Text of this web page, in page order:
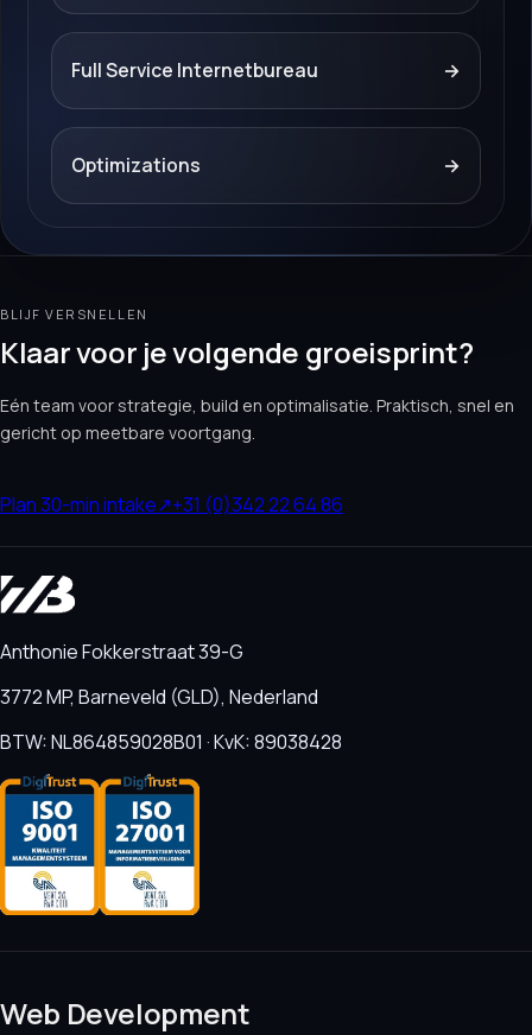
Full Service Internetbureau →
Optimizations →
BLIJF VERSNELLEN
Klaar voor je volgende groeisprint?
Eén team voor strategie, build en optimalisatie. Praktisch, snel en
gericht op meetbare voortgang.
Plan 30-min intake↗+31 (0)342 22 64 86
Anthonie Fokkerstraat 39-G
3772 MP, Barneveld (GLD), Nederland
BTW: NL864859028B01 · KvK: 89038428
Web Development